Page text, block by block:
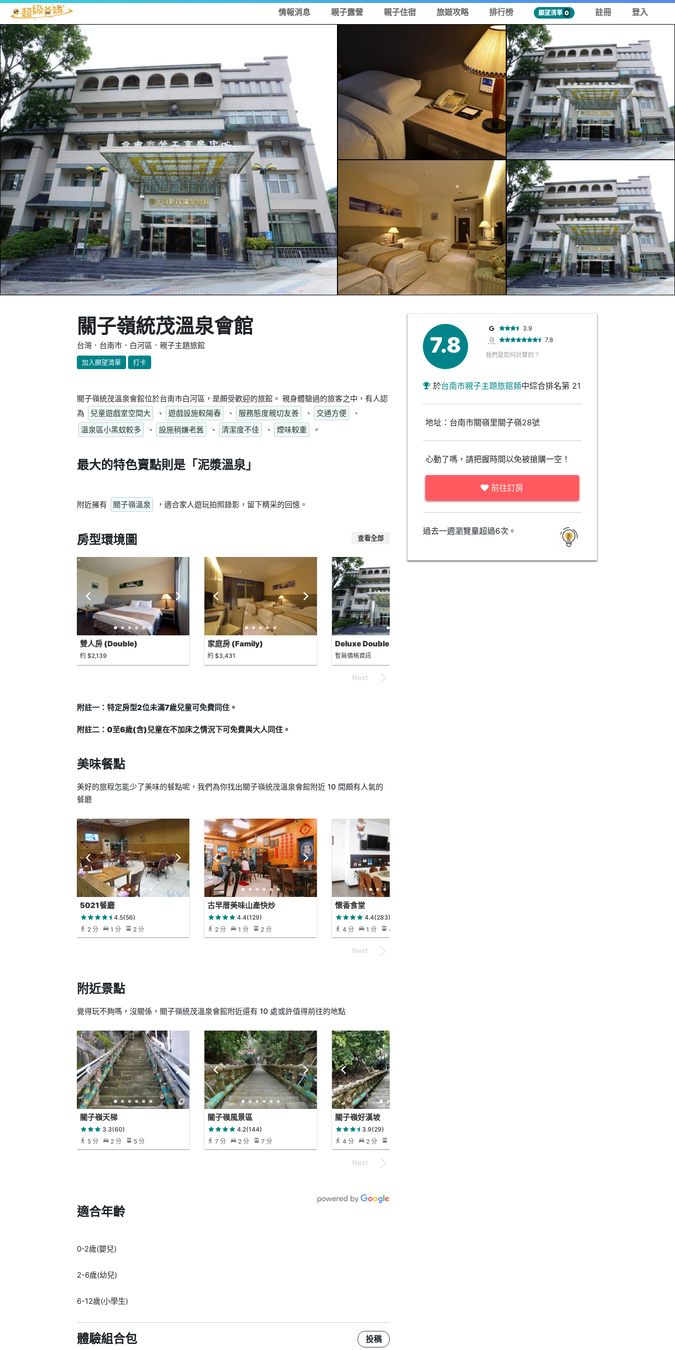
情報消息 親子露營 親子住宿 旅遊攻略 排行榜 願望清單 0 註冊 登入
關子嶺統茂溫泉會館
台灣．台南市．白河區．親子主題旅館
加入願望清單 打卡
關子嶺統茂溫泉會館位於台南市白河區，是頗受歡迎的旅館。 親身體驗過的旅客之中，有人認
為
兒童遊戲室空間大 、 遊戲設施較陽春 、 服務態度親切友善 、 交通方便
、
溫泉區小黑蚊較多
、 設施稍嫌老舊 、 清潔度不佳 、 煙味較重 。
最大的特色賣點則是「泥漿溫泉」
附近擁有 關子嶺溫泉 ，適合家人遊玩拍照錄影，留下精采的回憶。
房型環境圖 查看全部
雙人房 (Double)
約 $2,139
家庭房 (Family)
約 $3,431
Deluxe Double Room (No Hot
Spring)
暫無價格資訊
附註一：特定房型2位未滿7歲兒童可免費同住。
附註二：0至6歲(含)兒童在不加床之情況下可免費與大人同住。
美味餐點
美好的旅程怎能少了美味的餐點呢，我們為你找出關子嶺統茂溫泉會館附近 10 間頗有人氣的
餐廳
5021餐廳
4.5(56)
2 分
1 分 2 分
古早厝美味山產快炒
4.4(129)
2 分
1 分 2 分
懷香食堂
4.4(283)
4 分
1 分 4 分
附近景點
覺得玩不夠嗎，沒關係，關子嶺統茂溫泉會館附近還有 10 處或許值得前往的地點
關子嶺天梯
3.3(60)
5 分
2 分 5 分
關子嶺風景區
4.2(144)
7 分
2 分 7 分
關子嶺好漢坡
3.9(29)
4 分
2 分 4 分
適合年齡
0-2歲(嬰兒)
2-6歲(幼兒)
6-12歲(小學生)
體驗組合包 投稿
7.8
3.9
7.8
我們是如何計算的？
於台南市親子主題旅館類中綜合排名第 21
地址：台南市關嶺里關子嶺28號
心動了嗎，請把握時間以免被搶購一空！
前往訂房
過去一週瀏覽量超過6次。